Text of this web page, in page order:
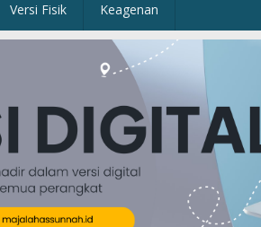
Versi Fisik Keagenan